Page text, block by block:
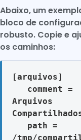
Abaixo, um
bloco de
robusto. Copie e
os caminhos:
[arquivos]
Arquivos
/tmp/